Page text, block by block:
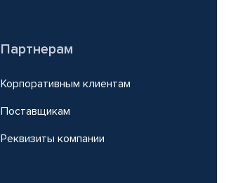
Партнерам
Корпоративным клиентам
Поставщикам
Реквизиты компании